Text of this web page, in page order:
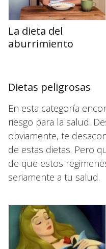
La dieta del
aburrimiento
Dietas peligrosas
En esta categoría
riesgo para la salud.
obviamente, te
de estas dietas. Pero
de que estos
seriamente a tu salud.